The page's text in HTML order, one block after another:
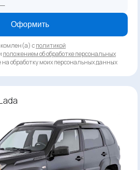
Оформить
сполитикой
положением об обработке персональных
обработку моих персональных данных